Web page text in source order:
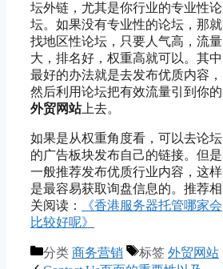
坛外链，尤其是你行业的专业性论
坛。如果没有专业性的论坛，那就
找地区性论坛，只要人气高，流量
大，排名好，权重高就可以。其中
最好的办法就是去发布优质内容，
然后利用论坛把有效流量引到你的
外贸网站上去。
如果是从权重角度看，可以去论坛
的广告板块发布自己的链接。但是
一般推荐发布优质行业内容，这样
是最容易获取询盘信息的。推荐相
关阅读：
《香港服务器托管哪家会
比较好呢》
分类 商务营销 标签 外贸网站